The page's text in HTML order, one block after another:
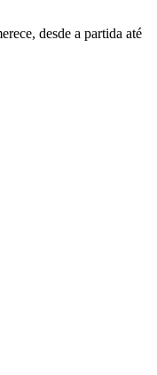
desde a partida até